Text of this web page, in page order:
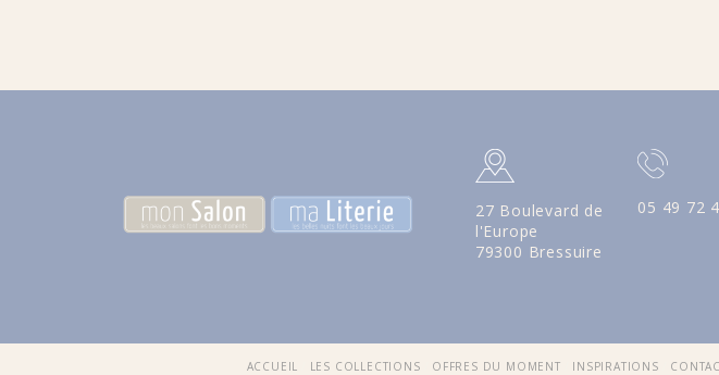
27 Boulevard de
l'Europe
79300 Bressuire
05 49 72
ACCUEIL LES COLLECTIONS OFFRES DU MOMENT INSPIRATIONS